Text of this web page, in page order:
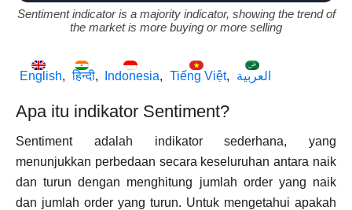
Sentiment indicator is a majority indicator, showing the trend of
the market is more buying or more selling
English हिन्दी Indonesia Tiếng Việt العربية
Apa itu indikator Sentiment?
Sentiment adalah indikator sederhana, yang
menunjukkan perbedaan secara keseluruhan antara naik
dan turun dengan menghitung jumlah order yang naik
dan jumlah order yang turun. Untuk mengetahui apakah